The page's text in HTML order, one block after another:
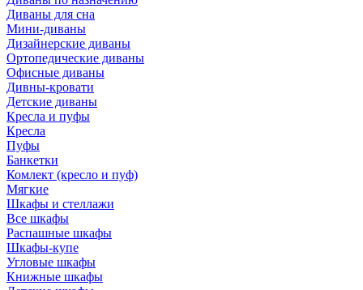
Диваны для сна
Мини-диваны
Дизайнерские диваны
Ортопедические диваны
Офисные диваны
Дивны-кровати
Детские диваны
Кресла и пуфы
Кресла
Пуфы
Банкетки
Комлект (кресло и пуф)
Мягкие
Шкафы и стеллажи
Все шкафы
Распашные шкафы
Шкафы-купе
Угловые шкафы
Книжные шкафы